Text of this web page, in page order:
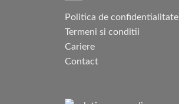
Politica de confidentialitate
Termeni si conditii
Cariere
Contact